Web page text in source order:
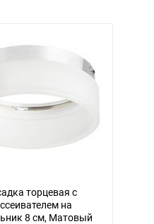
торцевая с
на
8 см, Матовый